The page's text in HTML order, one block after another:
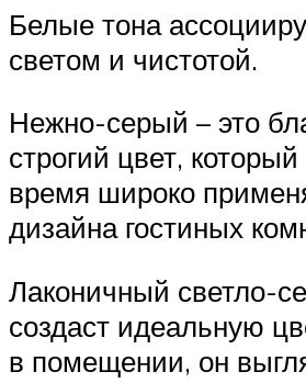
Белые тона
светом и чистотой.
Нежно-серый – это
строгий цвет,
время широко
дизайна гостиных
Лаконичный светло-
создаст идеальную
в помещении, он